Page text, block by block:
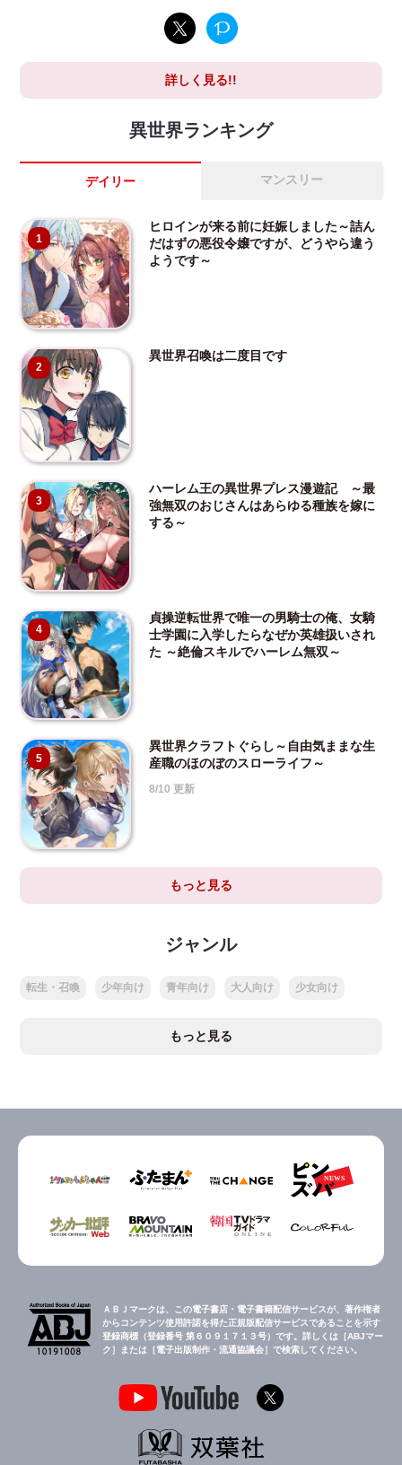
詳しく見る!!
異世界ランキング
デイリー マンスリー
1
ヒロインが来る前に妊娠しました～詰ん
だはずの悪役令嬢ですが、どうやら違う
ようです～
2
異世界召喚は二度目です
3
ハーレム王の異世界プレス漫遊記 ～最
強無双のおじさんはあらゆる種族を嫁に
する～
4
貞操逆転世界で唯一の男騎士の俺、女騎
士学園に入学したらなぜか英雄扱いされ
た ～絶倫スキルでハーレム無双～
5
異世界クラフトぐらし～自由気ままな生
産職のほのぼのスローライフ～
8/10 更新
もっと見る
ジャンル
転生・召喚 少年向け 青年向け 大人向け 少女向け
もっと見る
ＡＢＪマークは、この電子書店・電子書籍配信サービスが、著作権者
からコンテンツ使用許諾を得た正規版配信サービスであることを示す
登録商標（登録番号 第６０９１７１３号）です。詳しくは［ABJマー
ク］または［電子出版制作・流通協議会］で検索してください。